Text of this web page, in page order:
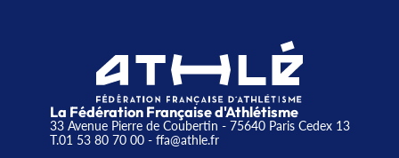
La Fédération Française d'Athlétisme
33 Avenue Pierre de Coubertin - 75640 Paris Cedex 13
T.01 53 80 70 00- ffa@athle.fr